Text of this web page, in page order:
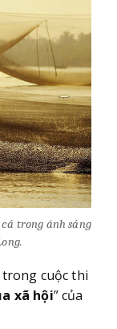
cá trong ánh sáng
cuộc thi
xã hội” của